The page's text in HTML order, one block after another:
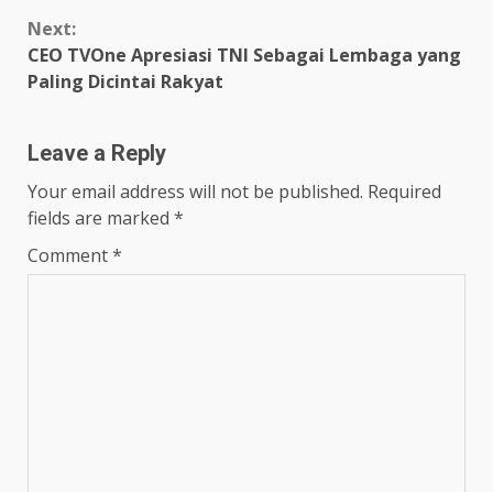
Next:
CEO TVOne Apresiasi TNI Sebagai Lembaga yang
Paling Dicintai Rakyat
Leave a Reply
Your email address will not be published. Required
fields are marked *
Comment*